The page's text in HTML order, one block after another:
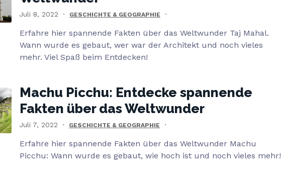
Juli 8, 2022 GESCHICHTE & GEOGRAPHIE
Erfahre hier spannende Fakten über das Weltwunder Taj Mahal.
Wann wurde es gebaut, wer war der Architekt und noch vieles
mehr. Viel Spaß beim Entdecken!
Machu Picchu: Entdecke spannende
Fakten über das Weltwunder
Juli 7, 2022 GESCHICHTE & GEOGRAPHIE
Erfahre hier spannende Fakten über das Weltwunder Machu
Picchu: Wann wurde es gebaut, wie hoch ist und noch vieles mehr!